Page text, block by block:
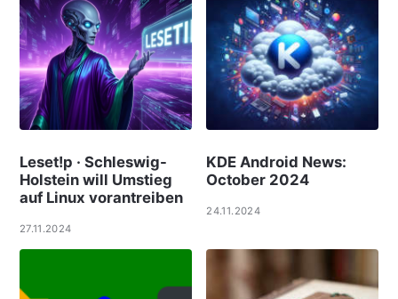
Leset!p · Schleswig-
Holstein will Umstieg
auf Linux vorantreiben
27.11.2024
KDE Android News:
October 2024
24.11.2024